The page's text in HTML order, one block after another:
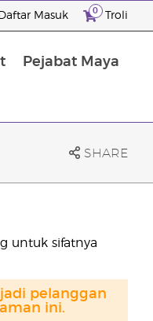
Daftar Masuk 0 Troli
Pejabat Maya
SHARE
untuk sifatnya
pelanggan
ini.